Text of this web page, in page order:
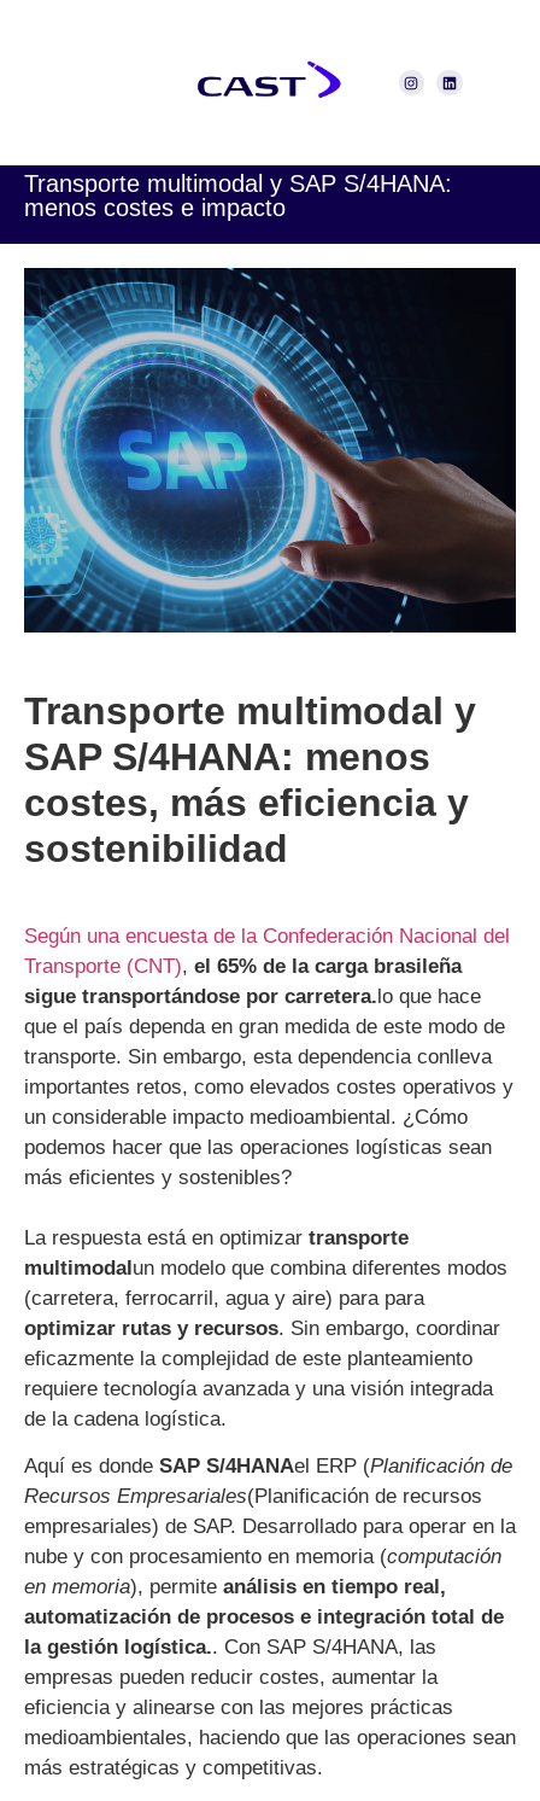
Transporte multimodal y SAP S/4HANA:
menos costes e impacto
Transporte multimodal y
SAP S/4HANA: menos
costes, más eficiencia y
sostenibilidad
Según una encuesta de la Confederación Nacional del
Transporte (CNT), el 65% de la carga brasileña
sigue transportándose por carretera.lo que hace
que el país dependa en gran medida de este modo de
transporte. Sin embargo, esta dependencia conlleva
importantes retos, como elevados costes operativos y
un considerable impacto medioambiental. ¿Cómo
podemos hacer que las operaciones logísticas sean
más eficientes y sostenibles?
La respuesta está en optimizar transporte
multimodalun modelo que combina diferentes modos
(carretera, ferrocarril, agua y aire) para para
optimizar rutas y recursos. Sin embargo, coordinar
eficazmente la complejidad de este planteamiento
requiere tecnología avanzada y una visión integrada
de la cadena logística.
Aquí es donde SAP S/4HANAel ERP (Planificación de
Recursos Empresariales(Planificación de recursos
empresariales) de SAP. Desarrollado para operar en la
nube y con procesamiento en memoria (computación
en memoria), permite análisis en tiempo real,
automatización de procesos e integración total de
la gestión logística.. Con SAP S/4HANA, las
empresas pueden reducir costes, aumentar la
eficiencia y alinearse con las mejores prácticas
medioambientales, haciendo que las operaciones sean
más estratégicas y competitivas.